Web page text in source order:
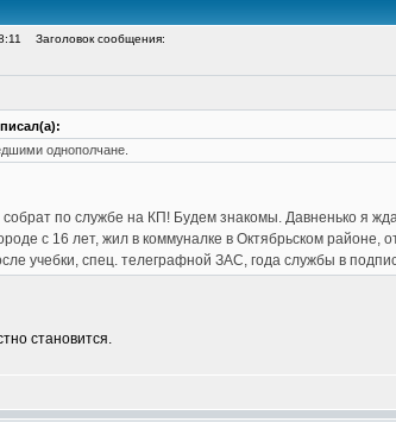
Заголовок сообщения:
однополчане.
по службе на КП! Будем знакомы. Давненько я
с 16 лет, жил в коммуналке в Октябрьском районе,
учебки, спец. телеграфной ЗАС, года службы в
становится.